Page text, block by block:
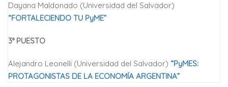
Dayana Maldonado (Universidad del Salvador)
“FORTALECIENDO TU PyME”
3° PUESTO
Alejandro Leonelli (Universidad del Salvador) “PyMES:
PROTAGONISTAS DE LA ECONOMÍA ARGENTINA”